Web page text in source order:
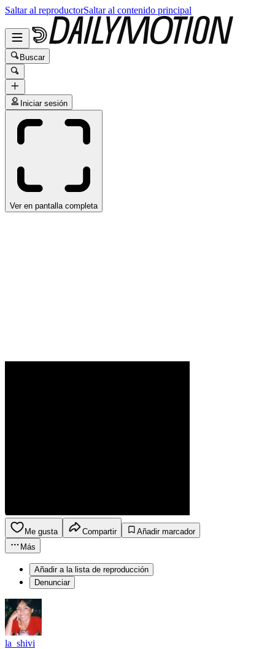
Saltar al reproductorSaltar al contenido principal
Buscar
Iniciar sesión
Ver en pantalla completa
Me gusta Compartir
Añadir marcador
Más
Añadir a la lista de reproducción
Denunciar
la_shivi